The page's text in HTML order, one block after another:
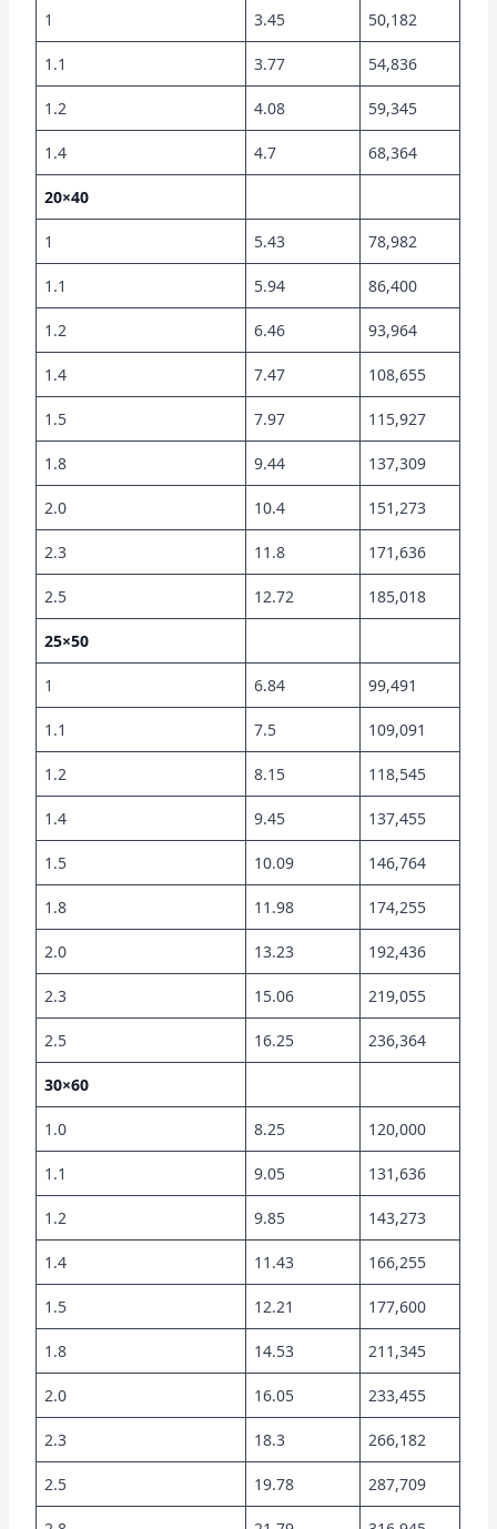
1 3.45 50,182
1.1 3.77 54,836
1.2 4.08 59,345
1.4 4.7 68,364
20×40
1 5.43 78,982
1.1 5.94 86,400
1.2 6.46 93,964
1.4 7.47 108,655
1.5 7.97 115,927
1.8 9.44 137,309
2.0 10.4 151,273
2.3 11.8 171,636
2.5 12.72 185,018
25×50
1 6.84 99,491
1.1 7.5 109,091
1.2 8.15 118,545
1.4 9.45 137,455
1.5 10.09 146,764
1.8 11.98 174,255
2.0 13.23 192,436
2.3 15.06 219,055
2.5 16.25 236,364
30×60
1.0 8.25 120,000
1.1 9.05 131,636
1.2 9.85 143,273
1.4 11.43 166,255
1.5 12.21 177,600
1.8 14.53 211,345
2.0 16.05 233,455
2.3 18.3 266,182
2.5 19.78 287,709